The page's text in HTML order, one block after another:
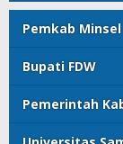
Pemkab Minsel
Bupati FDW
Pemerintah